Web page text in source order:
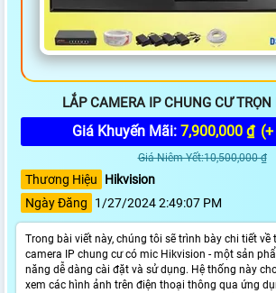
LẮP CAMERA IP CHUNG CƯ TRỌN
Giá Khuyến Mãi: 7,900,000 ₫
Giá Niêm Yết:10,500,000 ₫
Thương Hiệu
Hikvision
Ngày Đăng
1/27/2024 2:49:07 PM
Trong bài viết này, chúng tôi sẽ trình bày chi tiết về
camera IP chung cư có mic Hikvision - một sản
năng dễ dàng cài đặt và sử dụng. Hệ thống này
xem các hình ảnh trên điện thoại thông qua ứng